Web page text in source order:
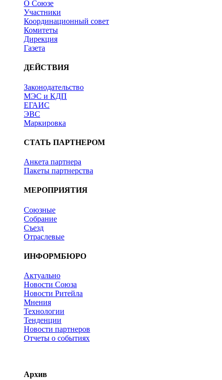
О Союзе
Участники
Координационный совет
Комитеты
Дирекция
Газета
ДЕЙСТВИЯ
Законодательство
МЭС и КДП
ЕГАИС
ЭВС
Маркировка
СТАТЬ ПАРТНЕРОМ
Анкета партнера
Пакеты партнерства
МЕРОПРИЯТИЯ
Союзные
Собрание
Съезд
Отраслевые
ИНФОРМБЮРО
Актуально
Новости Союза
Новости Ритейла
Мнения
Технологии
Тенденции
Новости партнеров
Отчеты о событиях
Архив